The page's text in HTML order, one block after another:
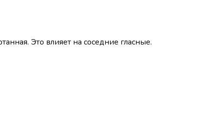
Это влияет на соседние гласные.